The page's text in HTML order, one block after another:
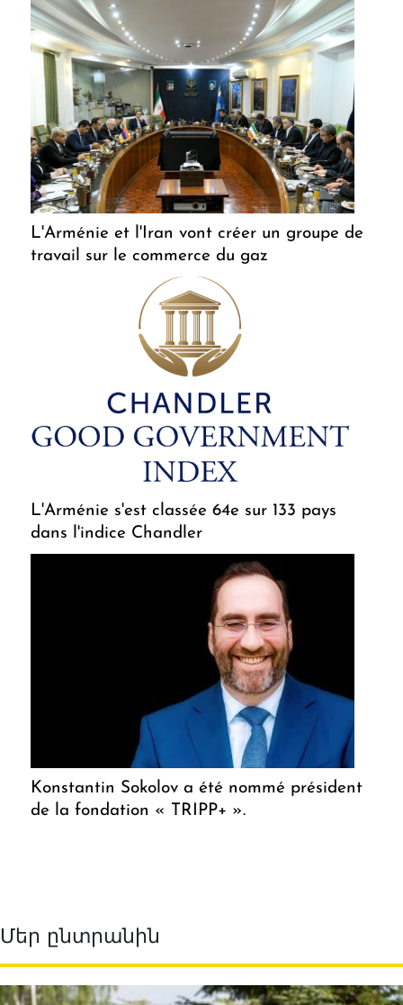
L'Arménie et l'Iran vont créer un groupe de
travail sur le commerce du gaz
L'Arménie s'est classée 64e sur 133 pays
dans l'indice Chandler
Konstantin Sokolov a été nommé président
de la fondation « TRIPP+ ».
Մեր ընտրանին